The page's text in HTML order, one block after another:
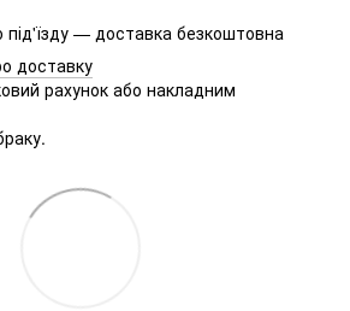
— доставка безкоштовна
доставку
рахунок або накладним